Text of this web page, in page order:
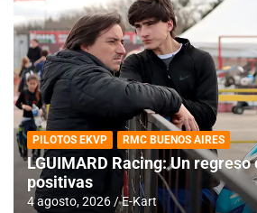
PILOTOS EKVP RMC BUENOS AIRES
LGUIMARD Racing: Un regreso
positivas
4 agosto, 2026 E-Kart